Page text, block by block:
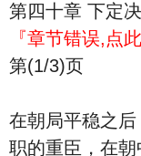
第四十章 下定
『章节错误,点
第(1/3)页
在朝局平稳之
职的重臣，在朝